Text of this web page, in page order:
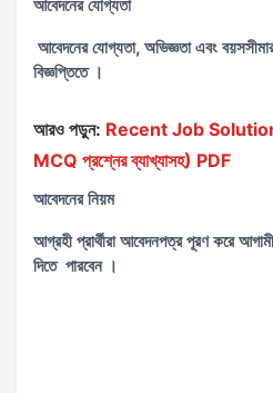
আবেদনের যোগ্যতা
আবেদনের যোগ্যতা, অভিজ্ঞতা এবং বয়সসীমার
বিজ্ঞপ্তিতে ।
আরও পড়ুন: Recent Job
MCQ প্রশ্নের ব্যাখ্যাসহ) PDF
আবেদনের নিয়ম
আগ্রহী প্রার্থীরাআবেদনপত্র পূরণ করে
দিতে পারবেন ।